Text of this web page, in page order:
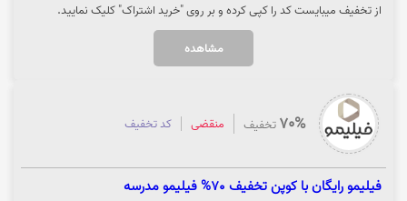
از تخفیف میبایست کد را کپی کرده و بر روی "خرید اشتراک" کلیک نمایید.
مشاهده
70% تخفیف منقضی کد تخفیف
فیلیمو رایگان با کوپن تخفیف 70% فیلیمو مدرسه